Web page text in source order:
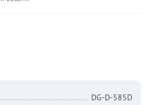
DG-D-585D